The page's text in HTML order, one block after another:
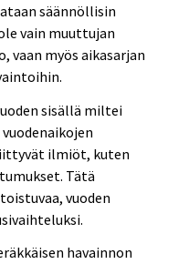
säännöllisin
vain muuttujan
vaan myös aikasarjan
sisällä miltei
ilmiöt, kuten
Tätä
vuoden
havainnon